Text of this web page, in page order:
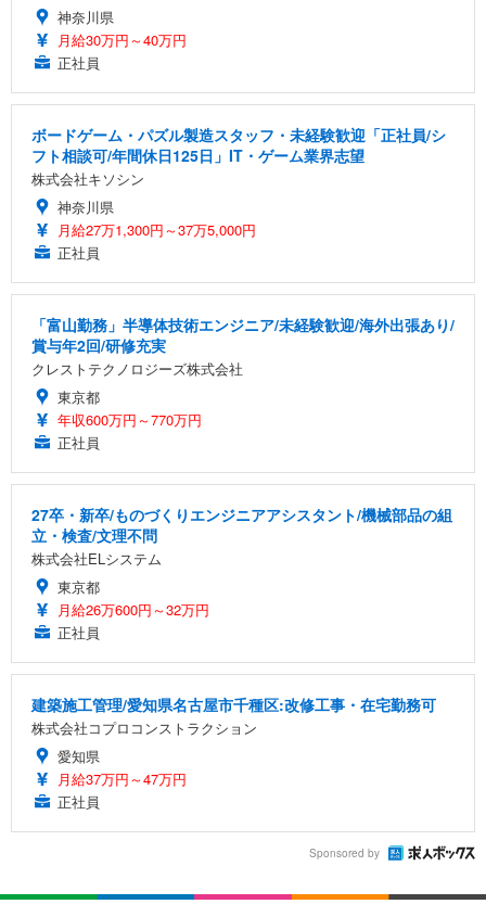
神奈川県
月給30万円～40万円
正社員
ボードゲーム・パズル製造スタッフ・未経験歓迎「正社員/シ
フト相談可/年間休日125日」IT・ゲーム業界志望
株式会社キソシン
神奈川県
月給27万1,300円～37万5,000円
正社員
「富山勤務」半導体技術エンジニア/未経験歓迎/海外出張あり/
賞与年2回/研修充実
クレストテクノロジーズ株式会社
東京都
年収600万円～770万円
正社員
27卒・新卒/ものづくりエンジニアアシスタント/機械部品の組
立・検査/文理不問
株式会社ELシステム
東京都
月給26万600円～32万円
正社員
建築施工管理/愛知県名古屋市千種区:改修工事・在宅勤務可
株式会社コプロコンストラクション
愛知県
月給37万円～47万円
正社員
Sponsored by